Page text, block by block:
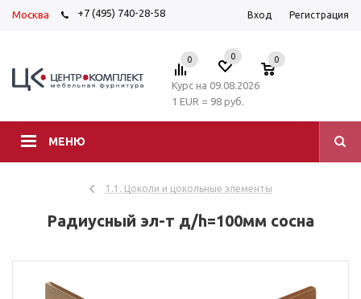
Москва +7 (495) 740-28-58 Вход Регистрация
МЕНЮ
0 0 0
Курс на 09.08.2026
1 EUR = 98 руб.
1.1. Цоколи и цокольные элементы
Радиусный эл-т д/h=100мм сосна